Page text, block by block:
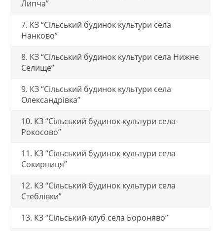
Липча”
7. КЗ “Сільський будинок культури села
Нанково”
8. КЗ “Сільський будинок культури села Нижнє
Селище”
9. КЗ “Сільський будинок культури села
Олександрівка”
10. КЗ “Сільський будинок культури села
Рокосово”
11. КЗ “Сільський будинок культури села
Сокирниця”
12. КЗ “Сільський будинок культури села
Стеблівки”
13. КЗ “Сільський клуб села Бороняво”